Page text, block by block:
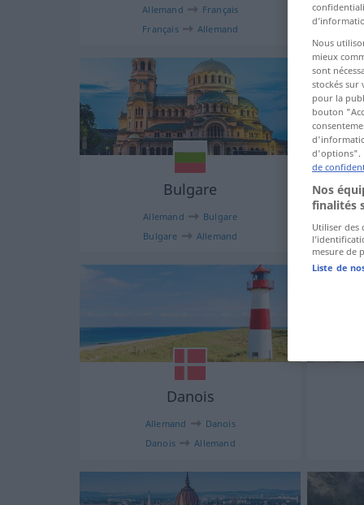
Allemand
Français
Français
Allemand
Bulgare
Allemand
Bulgare
Bulgare
Allemand
Danois
Allemand
Danois
Danois
Allemand
Nous
mieux
sont
stockés sur
pour la
bouton
d'options".
de
Nos
finalités
Utiliser des
mesure de
Liste de